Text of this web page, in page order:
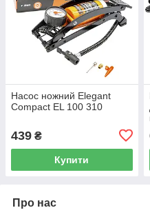
Насос ножний Elegant
Compact EL 100 310
439 ₴
Купити
Про нас